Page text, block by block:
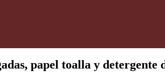
papel toalla y detergente